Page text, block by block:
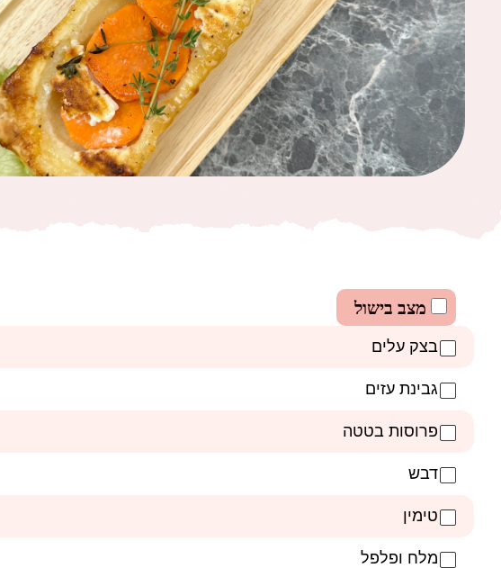
מצב בישול
בצק עלים
גבינת עזים
פרוסות בטטה
דבש
טימין
מלח ופלפל